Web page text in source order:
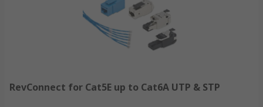
RevConnect for Cat5E up to Cat6A UTP & STP